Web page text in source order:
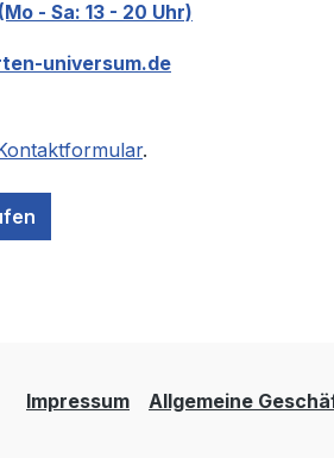
- Sa: 13 - 20 Uhr)
universum.de
.
Impressum Allgemeine